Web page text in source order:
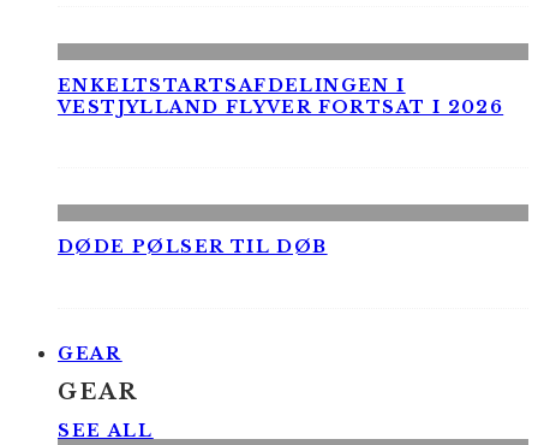
ENKELTSTARTSAFDELINGEN I
VESTJYLLAND FLYVER FORTSAT I 2026
DØDE PØLSER TIL DØB
GEAR
GEAR
SEE ALL